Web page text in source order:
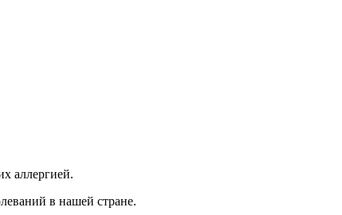
аллергией.
в нашей стране.